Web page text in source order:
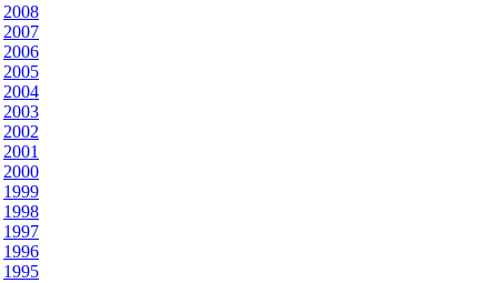
2008
2007
2006
2005
2004
2003
2002
2001
2000
1999
1998
1997
1996
1995